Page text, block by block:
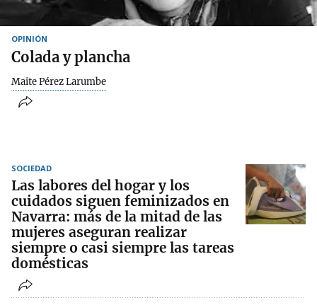
OPINIÓN
Colada y plancha
Maite Pérez Larumbe
SOCIEDAD
Las labores del hogar y los
cuidados siguen feminizados en
Navarra: más de la mitad de las
mujeres aseguran realizar
siempre o casi siempre las tareas
domésticas